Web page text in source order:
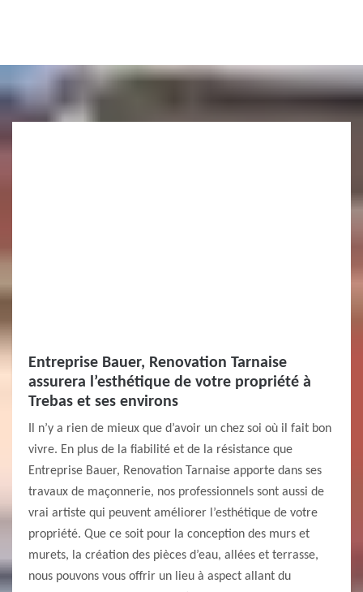
Entreprise Bauer, Renovation Tarnaise
assurera l’esthétique de votre propriété à
Trebas et ses environs
Il n’y a rien de mieux que d’avoir un chez soi où il fait bon
vivre. En plus de la fiabilité et de la résistance que
Entreprise Bauer, Renovation Tarnaise apporte dans ses
travaux de maçonnerie, nos professionnels sont aussi de
vrai artiste qui peuvent améliorer l’esthétique de votre
propriété. Que ce soit pour la conception des murs et
murets, la création des pièces d’eau, allées et terrasse,
nous pouvons vous offrir un lieu à aspect allant du